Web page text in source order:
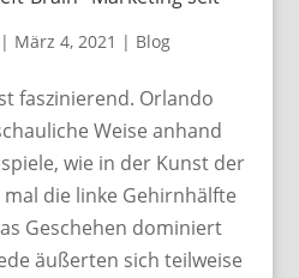
| März 4, 2021 | Blog
faszinierend. Orlando
Weise anhand
wie in der Kunst der
die linke Gehirnhälfte
Geschehen dominiert
äußerten sich teilweise